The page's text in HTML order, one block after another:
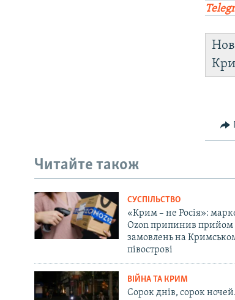
Читайте також
СУСПІЛЬСТВО
«Крим – не Росія»:
Ozon припинив прийом
замовлень на
півострові
ВІЙНА ТА КРИМ
Сорок днів, сорок